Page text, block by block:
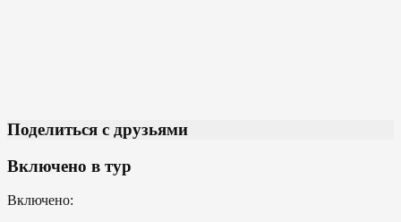
Поделиться с друзьями
Включено в тур
Включено: